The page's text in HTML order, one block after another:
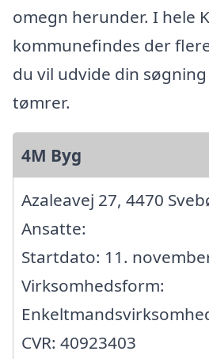
omegn herunder. I hele
kommunefindes der
du vil udvide din
tømrer.
4M Byg
Azaleavej 27, 4470
Ansatte:
Startdato: 11.
Virksomhedsform:
CVR: 40923403